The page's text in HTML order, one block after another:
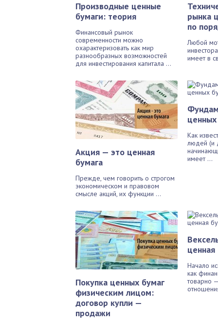
Производные ценные
бумаги: теория
Финансовый рынок
современности можно
охарактеризовать как мир
разнообразных возможностей
для инвестирования капитала ...
рынка
по
Любой
имеет в
Акция — это ценная
бумага
Прежде, чем говорить о строгом
экономическом и правовом
смысле акций, их функции ...
Как
людей (и
имеет ...
Покупка ценных бумаг
физическим лицом:
договор купли —
продажи
ценная
Начало
как
товарно